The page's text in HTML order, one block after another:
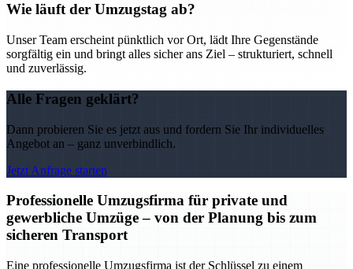
Wie läuft der Umzugstag ab?
Unser Team erscheint pünktlich vor Ort, lädt Ihre Gegenstände
sorgfältig ein und bringt alles sicher ans Ziel – strukturiert, schnell
und zuverlässig.
Alle Fragen geklärt?
Dann probieren Sie es jetzt aus und fordern Sie Ihr individuelles
Angebot an – ganz unverbindlich.
Jetzt Anfrage starten
Professionelle Umzugsfirma für private und
gewerbliche Umzüge – von der Planung bis zum
sicheren Transport
Eine professionelle Umzugsfirma ist der Schlüssel zu einem